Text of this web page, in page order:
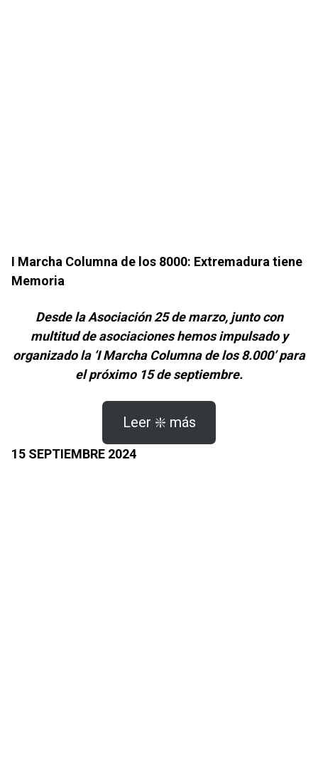
I Marcha Columna de los 8000: Extremadura tiene
Memoria
Desde la Asociación 25 de marzo, junto con
multitud de asociaciones hemos impulsado y
organizado la ‘I Marcha Columna de los 8.000’ para
el próximo 15 de septiembre.
Leer ❇️ más
15 SEPTIEMBRE 2024